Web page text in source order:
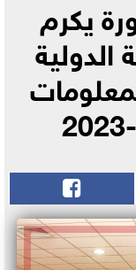
يكرم